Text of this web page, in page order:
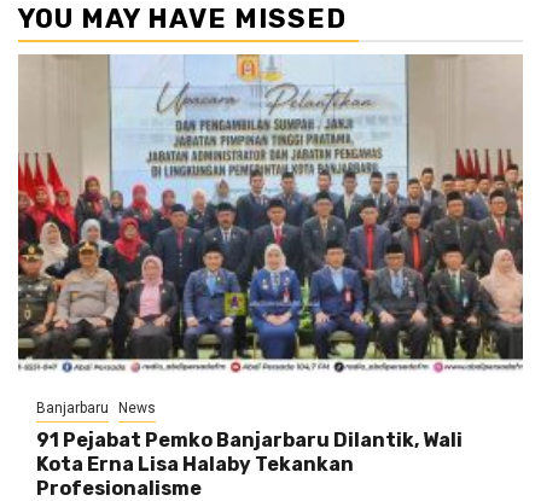
YOU MAY HAVE MISSED
Banjarbaru News
91 Pejabat Pemko Banjarbaru Dilantik, Wali
Kota Erna Lisa Halaby Tekankan
Profesionalisme